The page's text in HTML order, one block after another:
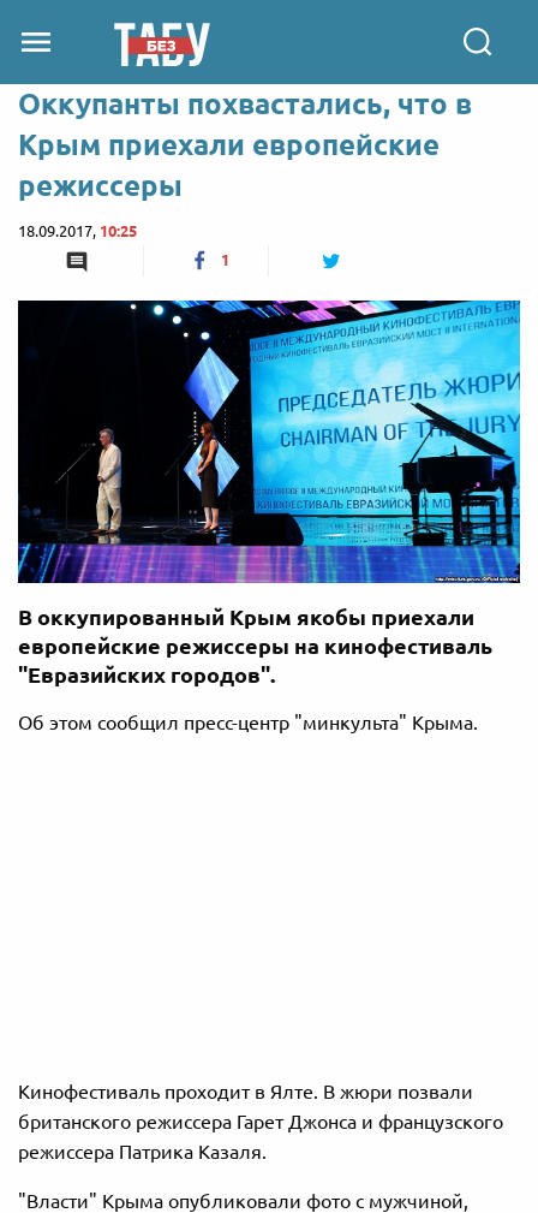
Оккупанты похвастались, что в
Крым приехали европейские
режиссеры
18.09.2017, 10:25
1
В оккупированный Крым якобы приехали
европейские режиссеры на кинофестиваль
"Евразийских городов".
Об этом сообщил пресс-центр "минкульта" Крыма.
Кинофестиваль проходит в Ялте. В жюри позвали
британского режиссера Гарет Джонса и французского
режиссера Патрика Казаля.
"Власти" Крыма опубликовали фото с мужчиной,